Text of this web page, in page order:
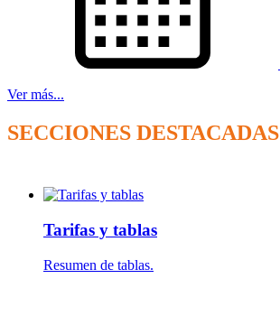
Ver más...
SECCIONES DESTACADAS
Tarifas y tablas
Resumen de tablas.